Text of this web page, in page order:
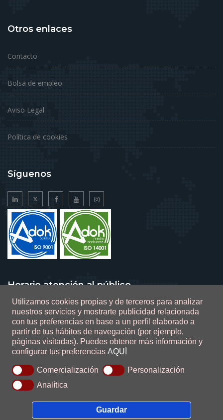
Utilizamos cookies propias y de terceros para analizar
nuestros servicios y mostrarte publicidad relacionada
con tus preferencias en base a un perfil elaborado a
partir de tus hábitos de navegación (por ejemplo,
páginas visitadas). Puedes obtener más información y
configurar tus preferencias AQUÍ
Comercialización
Personalización
Analítica
Guardar
Otros enlaces
Contacto
Bolsa de empleo
Aviso Legal
Política de cookies
Síguenos
Horario atención al público
De lunes a viernes de 9 a 14 horas
0.1.2.47